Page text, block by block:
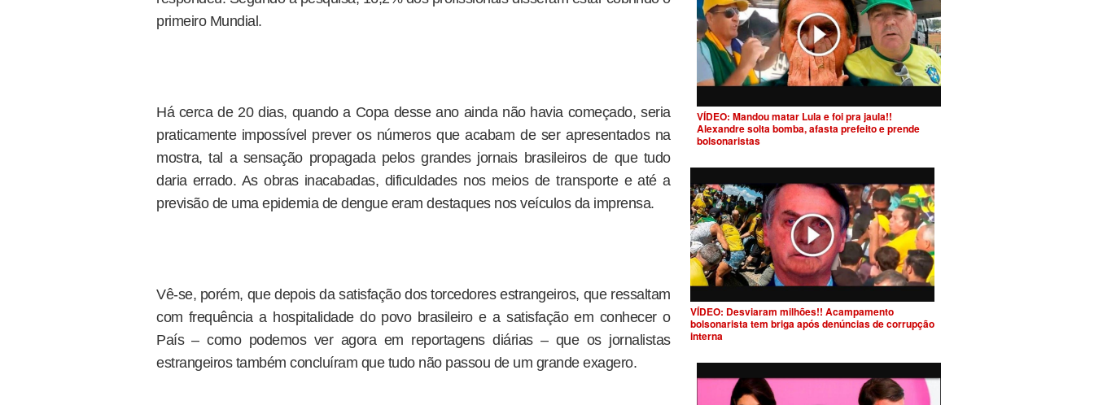
primeiro Mundial.
Há cerca de 20 dias, quando a Copa desse ano ainda não havia começado, seria
praticamente impossível prever os números que acabam de ser apresentados na
mostra, tal a sensação propagada pelos grandes jornais brasileiros de que tudo
daria errado. As obras inacabadas, dificuldades nos meios de transporte e até a
previsão de uma epidemia de dengue eram destaques nos veículos da imprensa.
Vê-se, porém, que depois da satisfação dos torcedores estrangeiros, que ressaltam
com frequência a hospitalidade do povo brasileiro e a satisfação em conhecer o
País – como podemos ver agora em reportagens diárias – que os jornalistas
estrangeiros também concluíram que tudo não passou de um grande exagero.
VÍDEO: Mandou matar Lula e foi pra jaula!!
Alexandre solta bomba, afasta prefeito e prende
bolsonaristas
VÍDEO: Desviaram milhões!! Acampamento
bolsonarista tem briga após denúncias de corrupção
interna